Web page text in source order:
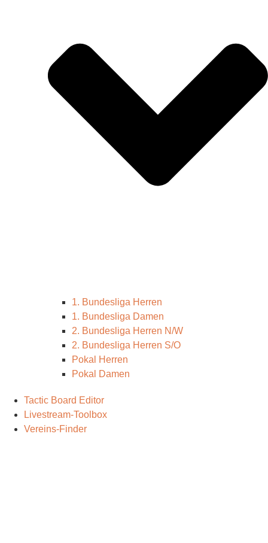
1. Bundesliga Herren
1. Bundesliga Damen
2. Bundesliga Herren N/W
2. Bundesliga Herren S/O
Pokal Herren
Pokal Damen
Tactic Board Editor
Livestream-Toolbox
Vereins-Finder